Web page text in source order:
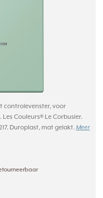
controlevenster, voor
Couleurs® Le Corbusier.
Duroplast, mat gelakt. Meer